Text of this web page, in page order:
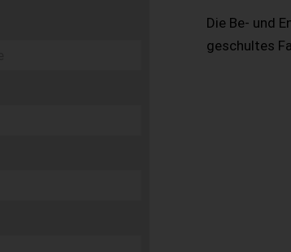
Die Be- und
geschultes